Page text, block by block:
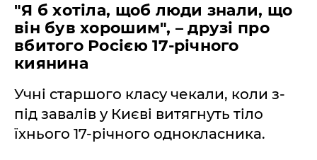
"Я б хотіла, щоб люди знали, що
він був хорошим", – друзі про
вбитого Росією 17-річного
киянина
Учні старшого класу чекали, коли з-
під завалів у Києві витягнуть тіло
їхнього 17-річного однокласника.